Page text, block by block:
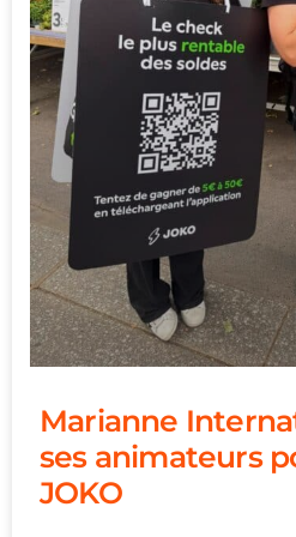
Marianne
ses animateurs
JOKO